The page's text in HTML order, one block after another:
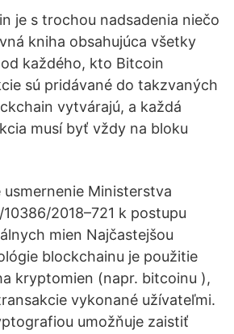
je s trochou nadsadenia niečo
kniha obsahujúca všetky
každého, kto Bitcoin
sú pridávané do takzvaných
vytvárajú, a každá
musí byť vždy na bloku
Ministerstva
2018–721 k postupu
mien Najčastejšou
blockchainu je použitie
kryptomien (napr. bitcoinu ),
vykonané užívateľmi.
umožňuje zaistiť